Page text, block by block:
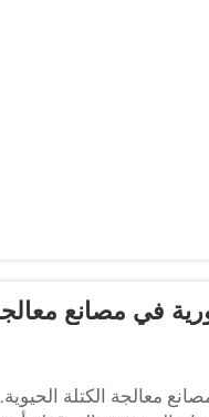
في مصانع معالجة
معالجة الكتلة